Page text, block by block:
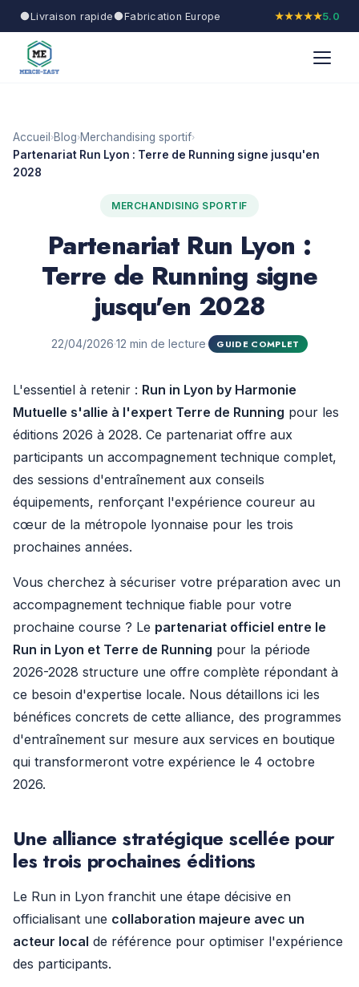
Livraison rapide Fabrication Europe ★★★★★5.0
Accueil ›Blog›Merchandising sportif›
Partenariat Run Lyon : Terre de Running signe jusqu'en
2028
MERCHANDISING SPORTIF
Partenariat Run Lyon :
Terre de Running signe
jusqu'en 2028
22/04/2026·12 min de lecture· GUIDE COMPLET
L'essentiel à retenir : Run in Lyon by Harmonie
Mutuelle s'allie à l'expert Terre de Running pour les
éditions 2026 à 2028. Ce partenariat offre aux
participants un accompagnement technique complet,
des sessions d'entraînement aux conseils
équipements, renforçant l'expérience coureur au
cœur de la métropole lyonnaise pour les trois
prochaines années.
Vous cherchez à sécuriser votre préparation avec un
accompagnement technique fiable pour votre
prochaine course ? Le partenariat officiel entre le
Run in Lyon et Terre de Running pour la période
2026-2028 structure une offre complète répondant à
ce besoin d'expertise locale. Nous détaillons ici les
bénéfices concrets de cette alliance, des programmes
d'entraînement sur mesure aux services en boutique
qui transformeront votre expérience le 4 octobre
2026.
Une alliance stratégique scellée pour
les trois prochaines éditions
Le Run in Lyon franchit une étape décisive en
officialisant une collaboration majeure avec un
acteur local de référence pour optimiser l'expérience
des participants.